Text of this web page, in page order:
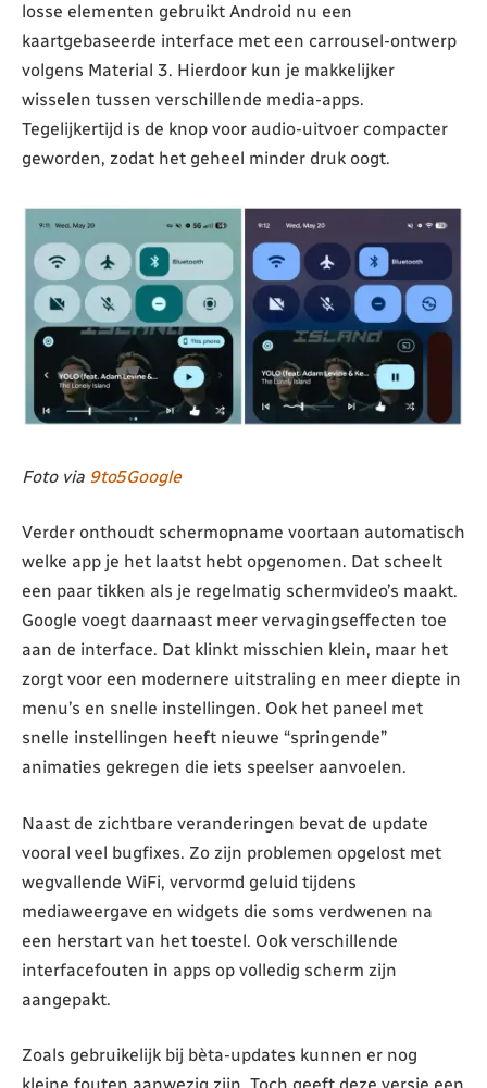
losse elementen gebruikt Android nu een
kaartgebaseerde interface met een carrousel-ontwerp
volgens Material 3. Hierdoor kun je makkelijker
wisselen tussen verschillende media-apps.
Tegelijkertijd is de knop voor audio-uitvoer compacter
geworden, zodat het geheel minder druk oogt.
Foto via 9to5Google
Verder onthoudt schermopname voortaan automatisch
welke app je het laatst hebt opgenomen. Dat scheelt
een paar tikken als je regelmatig schermvideo’s maakt.
Google voegt daarnaast meer vervagingseffecten toe
aan de interface. Dat klinkt misschien klein, maar het
zorgt voor een modernere uitstraling en meer diepte in
menu’s en snelle instellingen. Ook het paneel met
snelle instellingen heeft nieuwe “springende”
animaties gekregen die iets speelser aanvoelen.
Naast de zichtbare veranderingen bevat de update
vooral veel bugfixes. Zo zijn problemen opgelost met
wegvallende WiFi, vervormd geluid tijdens
mediaweergave en widgets die soms verdwenen na
een herstart van het toestel. Ook verschillende
interfacefouten in apps op volledig scherm zijn
aangepakt.
Zoals gebruikelijk bij bèta-updates kunnen er nog